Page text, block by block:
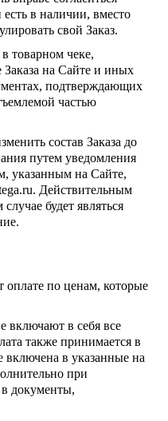
в наличии, вместо
свой Заказ.
товарном чеке,
на Сайте и иных
подтверждающих
частью
состав Заказа до
путем уведомления
указанным на Сайте,
Действительным
будет являться
оплате по ценам, которые
включают в себя все
также принимается в
включена в указанные на
при
документы,